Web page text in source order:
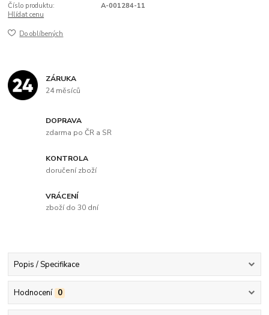
Číslo produktu:
A-001284-11
Hlídat cenu
Do oblíbených
ZÁRUKA
24 měsíců
DOPRAVA
zdarma po ČR a SR
KONTROLA
doručení zboží
VRÁCENÍ
zboží do 30 dní
Popis / Specifikace
Hodnocení 0